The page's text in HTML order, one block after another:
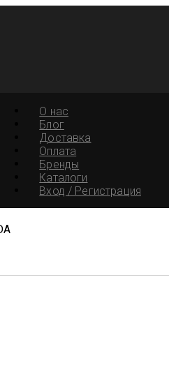
О нас
Блог
Доставка
Оплата
Бренды
Каталоги
Вход / Регистрация